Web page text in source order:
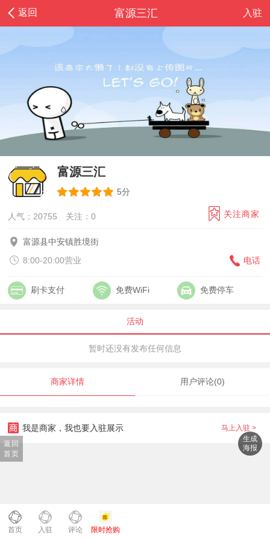
返回 富源三汇 入驻
富源三汇
5分
人气：20755 关注： 0 关注商家
富源县中安镇胜境街
电话
8:00-20:00营业
刷卡支付 免费WiFi 免费停车
活动
暂时还没有发布任何信息
商家详情 用户评论(0)
马上入驻 >
我是商家，我也要入驻展示
首页 入驻 评论 限时抢购
返回
首页
生成
海报